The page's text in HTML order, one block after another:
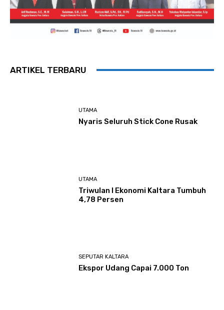
ARTIKEL TERBARU
UTAMA
Nyaris Seluruh Stick Cone Rusak
UTAMA
Triwulan I Ekonomi Kaltara Tumbuh
4,78 Persen
SEPUTAR KALTARA
Ekspor Udang Capai 7.000 Ton